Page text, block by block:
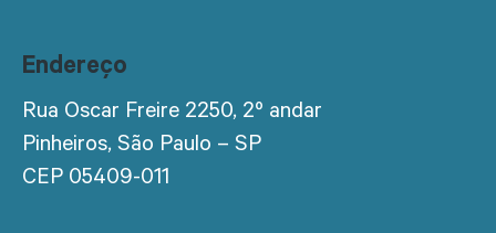
Endereço
Rua Oscar Freire 2250, 2º andar
Pinheiros, São Paulo – SP
CEP 05409-011